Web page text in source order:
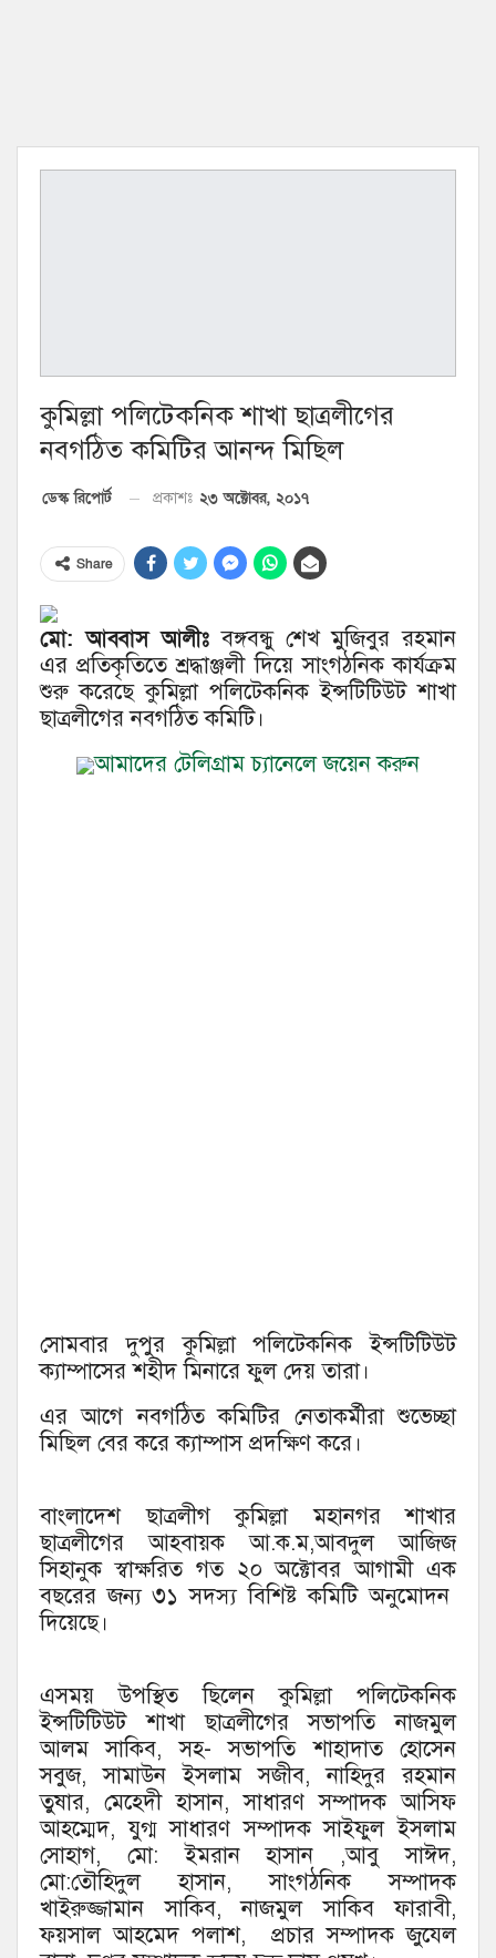
কুমিল্লা পলিটেকনিক শাখা ছাত্রলীগের
নবগঠিত কমিটির আনন্দ মিছিল
ডেস্ক রিপোর্ট প্রকাশঃ ২৩ অক্টোবর, ২০১৭
Share
মো: আব্বাস আলীঃ বঙ্গবন্ধু শেখ মুজিবুর রহমান
এর প্রতিকৃতিতে শ্রদ্ধাঞ্জলী দিয়ে সাংগঠনিক কার্যক্রম
শুরু করেছে কুমিল্লা পলিটেকনিক ইন্সটিটিউট শাখা
ছাত্রলীগের নবগঠিত কমিটি।
আমাদের টেলিগ্রাম চ্যানেলে জয়েন করুন
সোমবার দুপুর কুমিল্লা পলিটেকনিক ইন্সটিটিউট
ক্যাম্পাসের শহীদ মিনারে ফুল দেয় তারা।
এর আগে নবগঠিত কমিটির নেতাকর্মীরা শুভেচ্ছা
মিছিল বের করে ক্যাম্পাস প্রদক্ষিণ করে।
বাংলাদেশ ছাত্রলীগ কুমিল্লা মহানগর শাখার
ছাত্রলীগের আহবায়ক আ.ক.ম,আবদুল আজিজ
সিহানুক স্বাক্ষরিত গত ২০ অক্টোবর আগামী এক
বছরের জন্য ৩১ সদস্য বিশিষ্ট কমিটি অনুমোদন
দিয়েছে।
এসময় উপস্থিত ছিলেন কুমিল্লা পলিটেকনিক
ইন্সটিটিউট শাখা ছাত্রলীগের সভাপতি নাজমুল
আলম সাকিব, সহ- সভাপতি শাহাদাত হোসেন
সবুজ, সামাউন ইসলাম সজীব, নাহিদুর রহমান
তুষার, মেহেদী হাসান, সাধারণ সম্পাদক আসিফ
আহম্মেদ, যুগ্ম সাধারণ সম্পাদক সাইফুল ইসলাম
সোহাগ, মো: ইমরান হাসান ,আবু সাঈদ,
মো:তৌহিদুল হাসান, সাংগঠনিক সম্পাদক
খাইরুজ্জামান সাকিব, নাজমুল সাকিব ফারাবী,
ফয়সাল আহমেদ পলাশ, প্রচার সম্পাদক জুযেল